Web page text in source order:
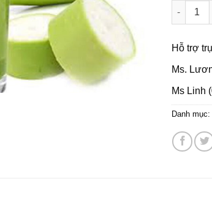
Hạt
Hỗ trợ
Ms.
Ms Linh
Danh mục: